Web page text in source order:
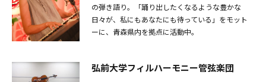
の弾き語り。「踊り出したくなるような豊かな
日々が、私にもあなたにも待っている」をモット
ーに、⻘森県内を拠点に活動中。
弘前大学フィルハーモニー管弦楽団